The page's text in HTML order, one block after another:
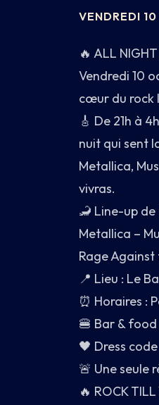
3 PORT DE LA GARE ·
VENDREDI
🔥 ALL
Vendredi 10
cœur du rock
🎸 De 21h à
nuit qui sent
Metallica,
vivras.
🦂 Line-up de
Metallica –
Rage
📍 Lieu : Le
⏰ Horaires :
🍔 Bar &
🖤 Dress
🚨 Une seule
🔥 ROCK